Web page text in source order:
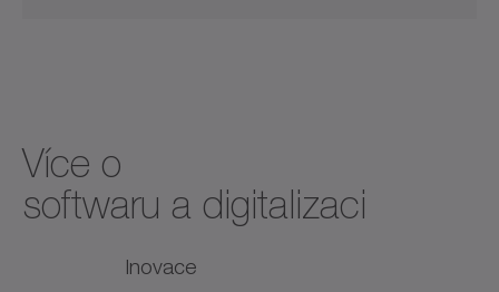
Více o
softwaru a digitalizaci
Inovace